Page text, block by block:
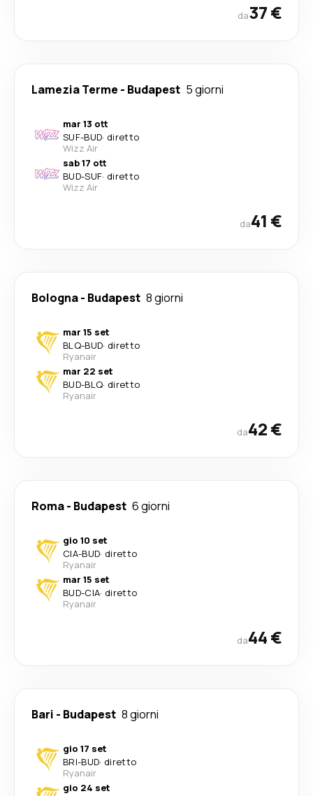
da37 €
Lamezia Terme - Budapest 5 giorni
mar 13 ott
SUF-BUD· diretto
Wizz Air
sab 17 ott
BUD-SUF· diretto
Wizz Air
da41 €
Bologna- Budapest 8 giorni
mar 15 set
BLQ-BUD· diretto
Ryanair
mar 22 set
BUD-BLQ· diretto
Ryanair
da42 €
Roma- Budapest 6 giorni
gio 10 set
CIA-BUD· diretto
Ryanair
mar 15 set
BUD-CIA· diretto
Ryanair
da44 €
Bari - Budapest 8 giorni
gio 17 set
BRI-BUD· diretto
Ryanair
gio 24 set